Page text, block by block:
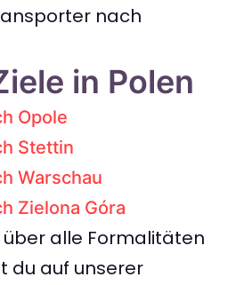
nach
in Polen
Opole
Stettin
Warschau
Zielona Góra
über alle Formalitäten
du auf unserer